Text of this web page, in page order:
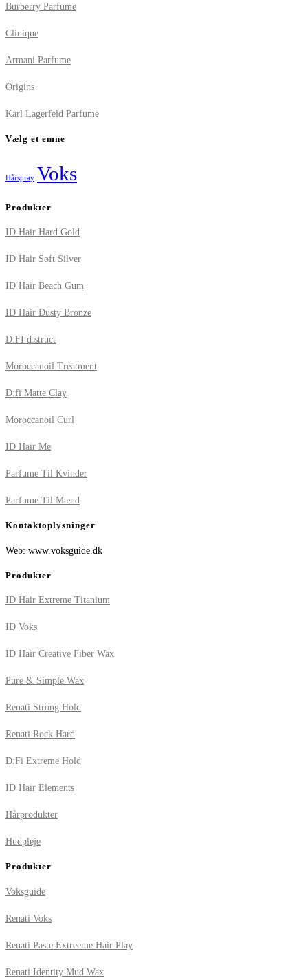
Burberry Parfume
Clinique
Armani Parfume
Origins
Karl Lagerfeld Parfume
Vælg et emne
Hårspray Voks
Produkter
ID Hair Hard Gold
ID Hair Soft Silver
ID Hair Beach Gum
ID Hair Dusty Bronze
D:FI d:struct
Moroccanoil Treatment
D:fi Matte Clay
Moroccanoil Curl
ID Hair Me
Parfume Til Kvinder
Parfume Til Mænd
Kontaktoplysninger
Web: www.voksguide.dk
Produkter
ID Hair Extreme Titanium
ID Voks
ID Hair Creative Fiber Wax
Pure & Simple Wax
Renati Strong Hold
Renati Rock Hard
D:Fi Extreme Hold
ID Hair Elements
Hårprodukter
Hudpleje
Produkter
Voksguide
Renati Voks
Renati Paste Extreeme Hair Play
Renati Identity Mud Wax